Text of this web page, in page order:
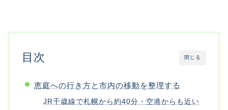
閉じる
目次
恵庭への行き方と市内の移動を整理する
JR千歳線で札幌から約40分・空港からも近い